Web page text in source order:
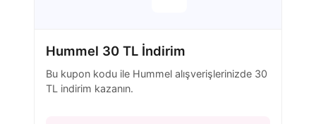
Hummel 30 TL İndirim
Bu kupon kodu ile Hummel alışverişlerinizde 30
TL indirim kazanın.